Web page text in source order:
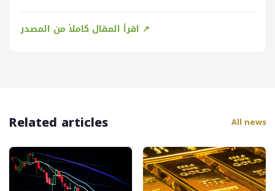
اقرأ المقال كاملاً من المصدر ↗
Related articles All news